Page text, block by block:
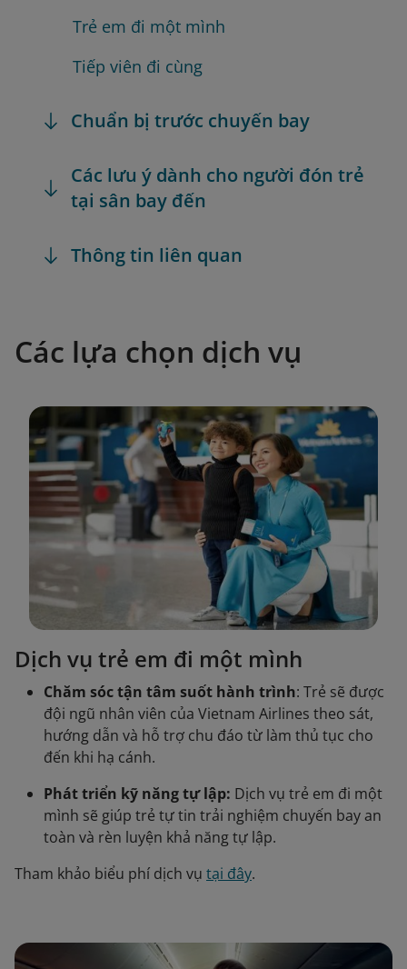
Trẻ em đi một mình
Tiếp viên đi cùng
Chuẩn bị trước chuyến bay
Các lưu ý dành cho người đón trẻ
tại sân bay đến
Thông tin liên quan
Các lựa chọn dịch vụ
Dịch vụ trẻ em đi một mình
Chăm sóc tận tâm suốt hành trình: Trẻ sẽ được
đội ngũ nhân viên của Vietnam Airlines theo sát,
hướng dẫn và hỗ trợ chu đáo từ làm thủ tục cho
đến khi hạ cánh.
Phát triển kỹ năng tự lập: Dịch vụ trẻ em đi một
mình sẽ giúp trẻ tự tin trải nghiệm chuyến bay an
toàn và rèn luyện khả năng tự lập.
Tham khảo biểu phí dịch vụ tại đây.